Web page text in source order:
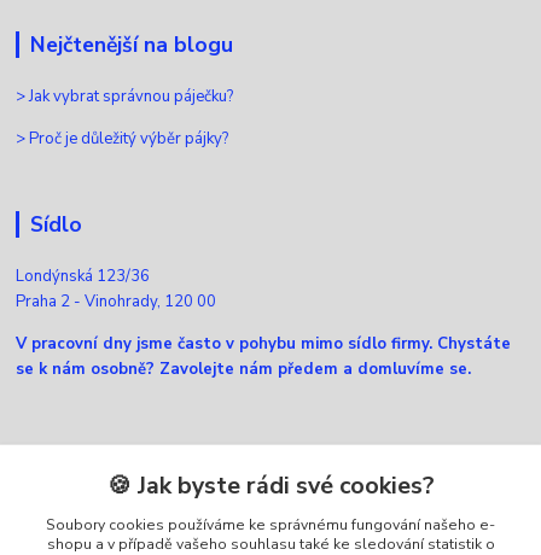
Nejčtenější na blogu
>Jak vybrat správnou páječku?
>Proč je důležitý výběr pájky?
Sídlo
Londýnská 123/36
Praha 2 - Vinohrady, 120 00
V pracovní dny jsme často v pohybu mimo sídlo firmy. Chystáte
se k nám osobně? Zavolejte nám předem a domluvíme se.
Kontakty
Zákaznická podpora Ellfox
🍪 Jak byste rádi své cookies?
Soubory cookies používáme ke správnému fungování našeho e-
shopu a v případě vašeho souhlasu také ke sledování statistik o